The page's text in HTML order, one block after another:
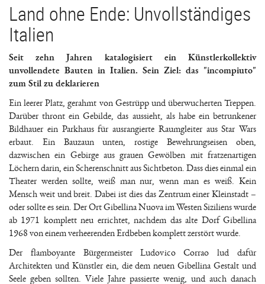
Land ohne Ende: Unvollständiges
Italien
Seit zehn Jahren katalogisiert ein Künstlerkollektiv
unvollendete Bauten in Italien. Sein Ziel: das "incompiuto"
zum Stil zu deklarieren
Ein leerer Platz, gerahmt von Gestrüpp und überwucherten Treppen.
Darüber thront ein Gebilde, das aussieht, als habe ein betrunkener
Bildhauer ein Parkhaus für ausrangierte Raumgleiter aus Star Wars
erbaut. Ein Bauzaun unten, rostige Bewehrungseisen oben,
dazwischen ein Gebirge aus grauen Gewölben mit fratzenartigen
Löchern darin, ein Scherenschnitt aus Sichtbeton. Dass dies einmal ein
Theater werden sollte, weiß man nur, wenn man es weiß. Kein
Mensch weit und breit. Dabei ist dies das Zentrum einer Kleinstadt –
oder sollte es sein. Der Ort Gibellina Nuova im Westen Siziliens wurde
ab 1971 komplett neu errichtet, nachdem das alte Dorf Gibellina
1968 von einem verheerenden Erdbeben komplett zerstört wurde.
Der flamboyante Bürgermeister Ludovico Corrao lud dafür
Architekten und Künstler ein, die dem neuen Gibellina Gestalt und
Seele geben sollten. Viele Jahre passierte wenig, und auch danach